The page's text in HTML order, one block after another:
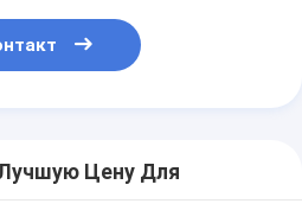
Цену Для